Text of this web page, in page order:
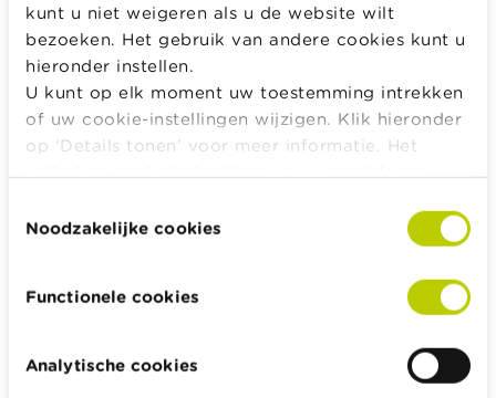
kunt u niet weigeren als u de website wilt
bezoeken. Het gebruik van andere cookies kunt u
hieronder instellen.
U kunt op elk moment uw toestemming intrekken
of uw cookie-instellingen wijzigen. Klik hieronder
op ‘Details tonen’ voor meer informatie. Het
Noodzakelijke cookies
Functionele cookies
Analytische cookies
De bank blijft het meest overwogen kanaal om een
lening bij af te sluiten: 67 % overweegt om eerst bij
de bank langs te gaan voor een krediet. 13 %
overweegt om bij familie te lenen. Bij de 18 tot 24-
jarigen is dat aantal hoger: in die leeftijdsgroep gaf
terugbetalingsproblemen, de helft weet
1 op 10 van de ondervraagden ervoer de afgelopen